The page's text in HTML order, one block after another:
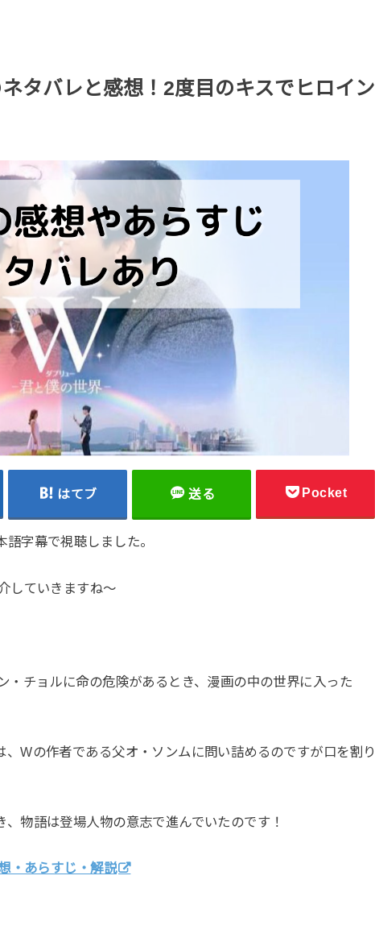
タバレと感想！2度目のキスでヒロイン
はてブ 送る Pocket
字幕で視聴しました。
していきますね～
・チョルに命の危険があるとき、漫画の中の世界に入った
Wの作者である父オ・ソンムに問い詰めるのですが口を割り
物語は登場人物の意志で進んでいたのです！
・あらすじ・解説